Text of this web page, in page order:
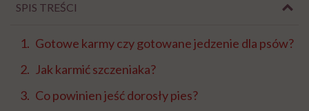
SPIS TREŚCI
Gotowe karmy czy gotowane jedzenie dla psów?
Jak karmić szczeniaka?
Co powinien jeść dorosły pies?